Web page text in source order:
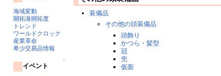
海域変動
開拓港開拓度
トレンド
ワールドクロック
産業革命
希少交易品情報
↑
イベント
装備品
その他の頭装備品
頭飾り
かつら・髪型
冠
兜
仮面